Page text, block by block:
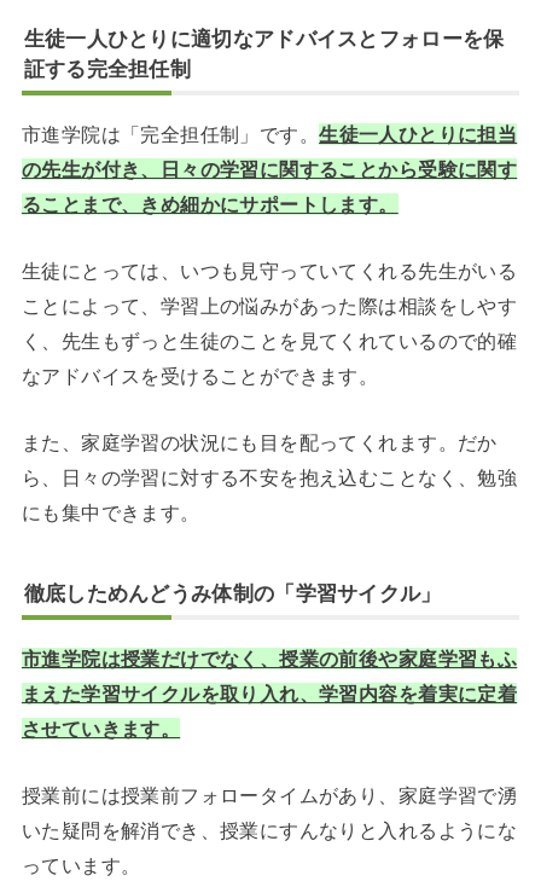
生徒一人ひとりに適切なアドバイスとフォローを保
証する完全担任制
市進学院は「完全担任制」です。生徒一人ひとりに担当
の先生が付き、日々の学習に関することから受験に関す
ることまで、きめ細かにサポートします。
生徒にとっては、いつも見守っていてくれる先生がいる
ことによって、学習上の悩みがあった際は相談をしやす
く、先生もずっと生徒のことを見てくれているので的確
なアドバイスを受けることができます。
また、家庭学習の状況にも目を配ってくれます。だか
ら、日々の学習に対する不安を抱え込むことなく、勉強
にも集中できます。
徹底しためんどうみ体制の「学習サイクル」
市進学院は授業だけでなく、授業の前後や家庭学習もふ
まえた学習サイクルを取り入れ、学習内容を着実に定着
させていきます。
授業前には授業前フォロータイムがあり、家庭学習で湧
いた疑問を解消でき、授業にすんなりと入れるようにな
っています。